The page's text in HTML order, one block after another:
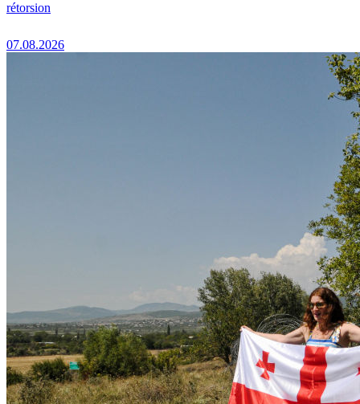
rétorsion
07.08.2026